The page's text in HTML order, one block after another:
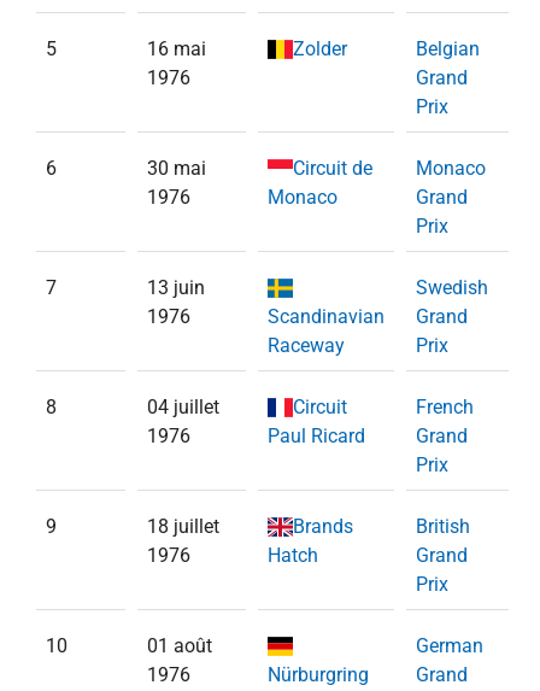
5
16 mai
1976
Zolder
Belgian
Grand
Prix
6
30 mai
1976
Circuit de
Monaco
Monaco
Grand
Prix
7
13 juin
1976
Scandinavian
Raceway
Swedish
Grand
Prix
8
04 juillet
1976
Circuit
Paul Ricard
French
Grand
Prix
9
18 juillet
1976
Brands
Hatch
British
Grand
Prix
10
01 août
1976
Nürburgring
German
Grand